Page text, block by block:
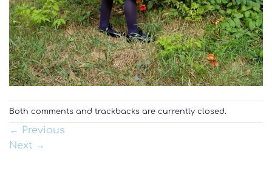
Both comments and trackbacks are currently closed.
←
Previous
Next →